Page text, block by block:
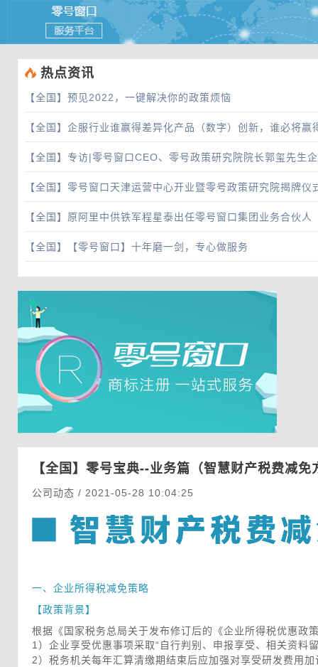
热点资讯
【全国】 预见2022，一键解决你的政策烦恼
【全国】 企服行业谁赢得差异化产品（数字）创新，谁必将赢
【全国】 专访|零号窗口CEO、零号政策研究院院长郭玺先生
【全国】 零号窗口天津运营中心开业暨零号政策研究院揭牌仪
【全国】 原阿里中供铁军程星泰出任零号窗口集团业务合伙人
【全国】 【零号窗口】十年磨一剑，专心做服务
【全国】 零号宝典--业务篇（智慧财产税费减免
公司动态 / 2021-05-28 10:04:25
一、企业所得税减免策略
【政策背景】
根据《国家税务总局关于发布修订后的《企业所得税优惠
1）企业享受优惠事项采取“自行判别、申报享受、相关资料
2）税务机关每年汇算清缴期结束后应加强对享受研发费用